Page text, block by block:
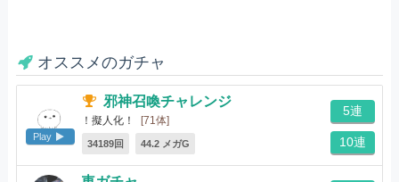
オススメのガチャ
Play
邪神召喚チャレンジ
！擬人化！ [71体]
34189回 44.2 メガG
5連
10連